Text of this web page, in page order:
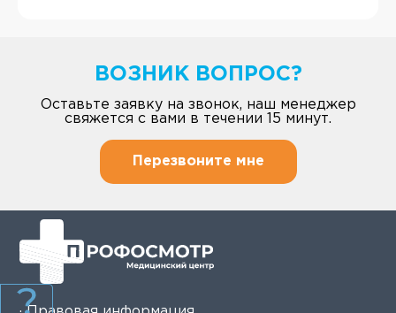
ВОЗНИК ВОПРОС?
Оставьте заявку на звонок, наш менеджер
свяжется с вами в течении 15 минут.
Перезвоните мне